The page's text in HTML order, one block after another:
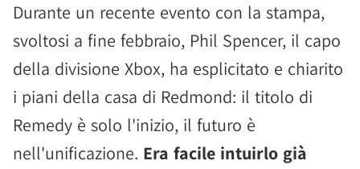
Durante un recente evento con la stampa,
svoltosi a fine febbraio, Phil Spencer, il capo
della divisione Xbox, ha esplicitato e chiarito
i piani della casa di Redmond: il titolo di
Remedy è solo l'inizio, il futuro è
nell'unificazione. Era facile intuirlo già